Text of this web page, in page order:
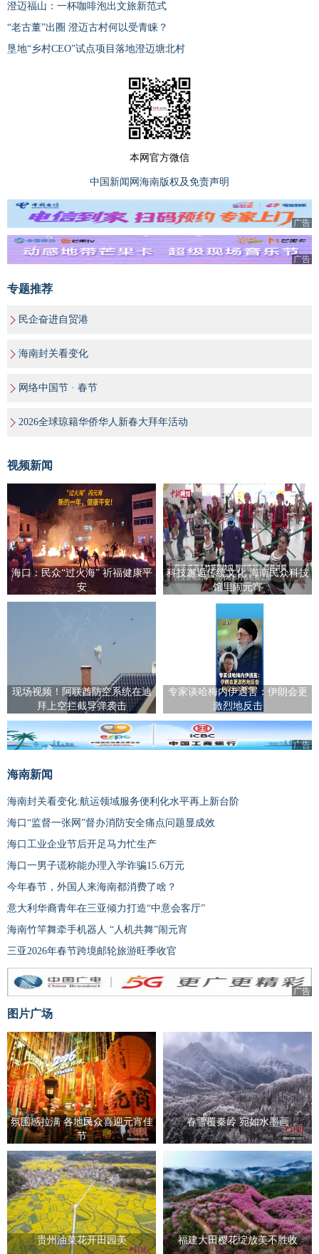
澄迈福山：一杯咖啡泡出文旅新范式
“老古董”出圈 澄迈古村何以受青睐？
垦地“乡村CEO”试点项目落地澄迈塘北村
本网官方微信
中国新闻网海南版权及免责声明
广告
广告
专题推荐
民企奋进自贸港
海南封关看变化
网络中国节 · 春节
2026全球琼籍华侨华人新春大拜年活动
视频新闻
海口：民众“过火海” 祈福健康平
安
科技邂逅传统文化 海南民众科技
馆里闹元宵
现场视频！阿联酋防空系统在迪
拜上空拦截导弹袭击
专家谈哈梅内伊遇害：伊朗会更
激烈地反击
广告
海南新闻
海南封关看变化:航运领域服务便利化水平再上新台阶
海口“监督一张网”督办消防安全痛点问题显成效
海口工业企业节后开足马力忙生产
海口一男子谎称能办理入学诈骗15.6万元
今年春节，外国人来海南都消费了啥？
意大利华裔青年在三亚倾力打造“中意会客厅”
海南竹竿舞牵手机器人 “人机共舞”闹元宵
三亚2026年春节跨境邮轮旅游旺季收官
广告
图片广场
氛围感拉满 各地民众喜迎元宵佳
节
春雪覆秦岭 宛如水墨画
贵州油菜花开田园美 福建大田樱花绽放美不胜收